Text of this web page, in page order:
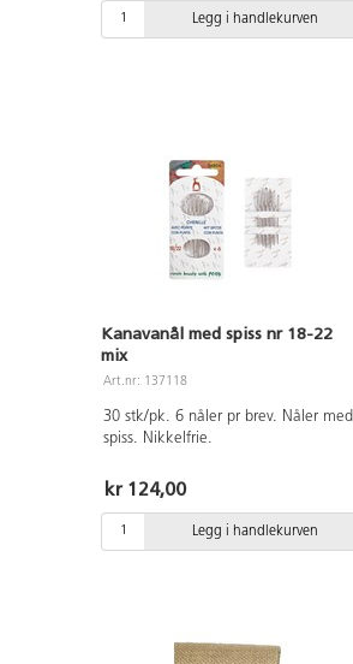
Legg i handlekurven
Kanavanål med spiss nr 18-22
mix
Art.nr: 137118
30 stk/pk. 6 nåler pr brev. Nåler med
spiss. Nikkelfrie.
kr 124,00
Legg i handlekurven